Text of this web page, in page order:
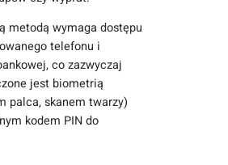
metodą wymaga dostępu
telefonu i
co zazwyczaj
jest biometrią
palca, skanem twarzy)
kodem PIN do